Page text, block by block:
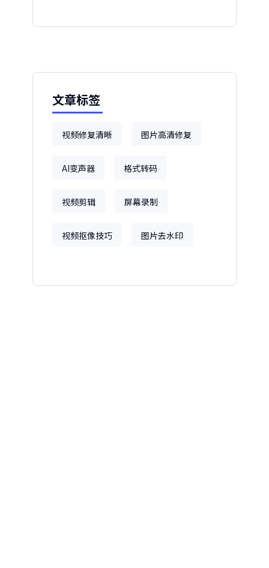
文章标签
视频修复清晰 图片高清修复
AI变声器 格式转码
视频剪辑 屏幕录制
视频抠像技巧 图片去水印